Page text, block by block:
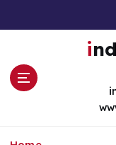
indiaprime24.c